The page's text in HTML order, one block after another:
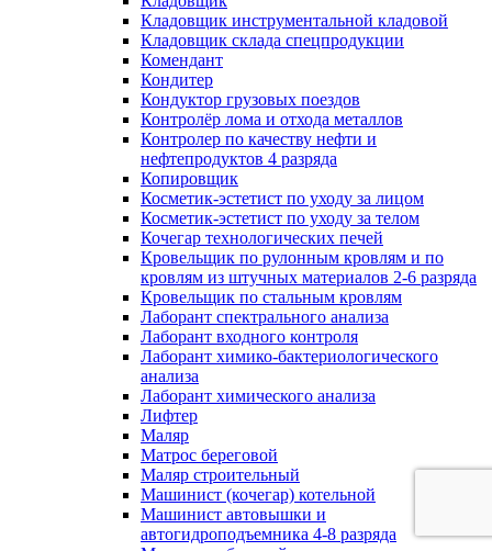
Кладовщик инструментальной кладовой
Кладовщик склада спецпродукции
Комендант
Кондитер
Кондуктор грузовых поездов
Контролёр лома и отхода металлов
Контролер по качеству нефти и
нефтепродуктов 4 разряда
Копировщик
Косметик-эстетист по уходу за лицом
Косметик-эстетист по уходу за телом
Кочегар технологических печей
Кровельщик по рулонным кровлям и по
кровлям из штучных материалов 2-6 разряда
Кровельщик по стальным кровлям
Лаборант спектрального анализа
Лаборант входного контроля
Лаборант химико-бактериологического
анализа
Лаборант химического анализа
Лифтер
Маляр
Матрос береговой
Маляр строительный
Машинист (кочегар) котельной
Машинист автовышки и
автогидроподъемника 4-8 разряда